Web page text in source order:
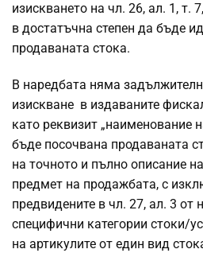
изискването на чл. 26, ал. 1, т.
в достатъчна степен да бъде
продаваната стока.
В наредбата няма
изискване в издаваните
като реквизит „наименование
бъде посочвана продаваната
на точното и пълно описание
предмет на продажбата, с
предвидените в чл. 27, ал. 3 от
специфични категории стоки/
на артикулите от един вид